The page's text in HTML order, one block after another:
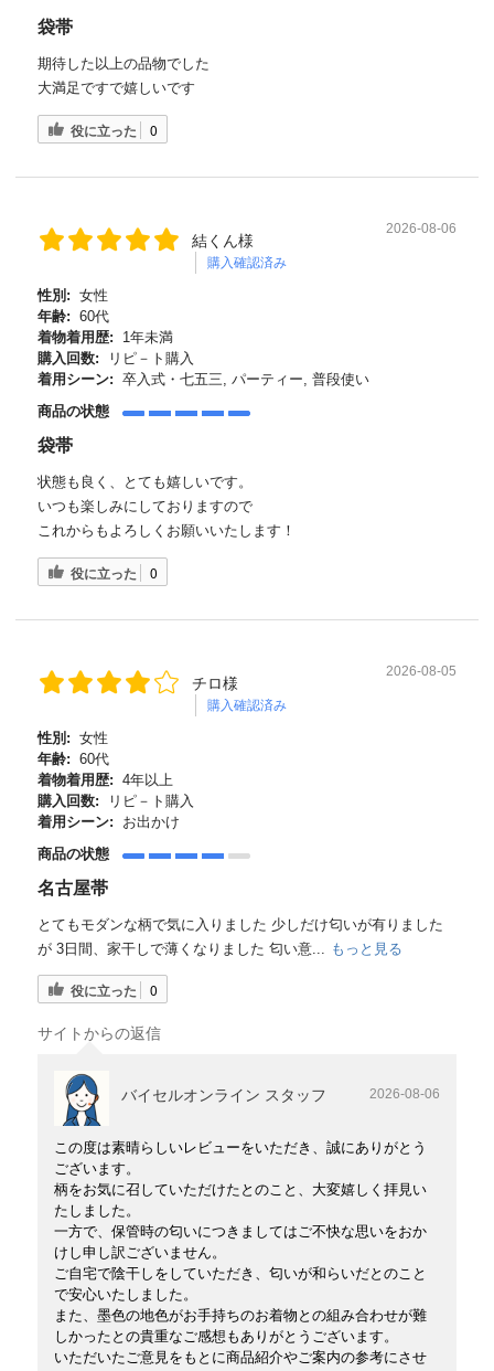
袋帯
期待した以上の品物でした
大満足ですで嬉しいです
役に立った 0
結くん様
購入確認済み
2026-08-06
性別: 女性
年齢: 60代
着物着用歴:
1年未満
購入回数:
リピ－ト購入
着用シーン: 卒入式・七五三, パーティー, 普段使い
商品の状態
袋帯
状態も良く、とても嬉しいです。
いつも楽しみにしておりますので
これからもよろしくお願いいたします！
役に立った 0
チロ様
購入確認済み
2026-08-05
性別: 女性
年齢: 60代
着物着用歴: 4年以上
購入回数:
リピ－ト購入
着用シーン:
お出かけ
商品の状態
名古屋帯
とてもモダンな柄で気に入りました 少しだけ匂いが有りました
が 3日間、家干しで薄くなりました 匂い意...
もっと見る
役に立った 0
サイトからの返信
バイセルオンライン スタッフ 2026-08-06
この度は素晴らしいレビューをいただき、誠にありがとう
ございます。
柄をお気に召していただけたとのこと、大変嬉しく拝見い
たしました。
一方で、保管時の匂いにつきましてはご不快な思いをおか
けし申し訳ございません。
ご自宅で陰干しをしていただき、匂いが和らいだとのこと
で安心いたしました。
また、墨色の地色がお手持ちのお着物との組み合わせが難
しかったとの貴重なご感想もありがとうございます。
いただいたご意見をもとに商品紹介やご案内の参考にさせ